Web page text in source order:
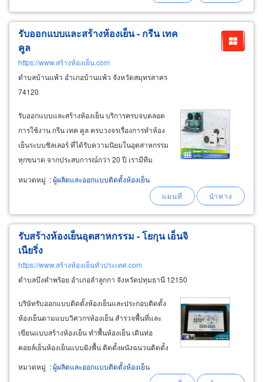
ได้
รับออกแบบและสร้างห้องเย็น - กรีน เทค
คูล
https://www.สร้างห้องเย็น.com
ตำบลบ้านแพ้ว อำเภอบ้านแพ้ว จังหวัดสมุทรสาคร
74120
รับออกแบบและสร้างห้องเย็น บริการครบจบตลอด
การใช้งาน กรีน เทค คูล ครบวงจรเรื่องการทำห้อง
เย็นระบบชิลเลอร์ ที่ได้รับความนิยมในอุตสาหกรรม
ทุกขนาด จากประสบการณ์กว่า 20 ปี เรามีทีม
วิศวกรและทีมงานมืออาชีพพร้อมให้บริการสร้าง
ห้องเย็นอย่างครบวงจร ตอบโจทย์เมื่อค้นหาบริษัทที่
มีบริการรับออกแบบห้องเย็น รับสร้างและติดตั้งห้อง
เย็นราคาถูกและราคาตามงบประมาณที่ต้องการ
หมวดหมู่ :ผู้ผลิตและออกแบบติดตั้งห้องเย็น
รับสร้างห้องเย็นอุตสาหกรรม - โยกุน เอ็นจิ
เนียริ่ง
https://www.สร้างห้องเย็นทั่วประเทศ.com
ตำบลบึงคำพร้อย อำเภอลำลูกกา จังหวัดปทุมธานี 12150
บริษัทรับออกแบบติดตั้งห้องเย็นและประกอบติดตั้ง
ห้องเย็นตามแบบวิศวกรห้องเย็น สำรวจพื้นที่และ
เขียนแบบสร้างห้องเย็น ทำพื้นห้องเย็น เดินท่อ
คอยล์เย็นห้องเย็นแบบฝังพื้น ติดตั้งผนังฉนวนติดตั้ง
เพดานฉนวนและติดตั้งประตูห้องเย็น ติดตั้งโคมไฟ
แสงสว่างภายในห้องเย็น ติดตั้งคอยล์เย็นห้องเย็น
หมวดหมู่ :ผู้ผลิตและออกแบบติดตั้งห้องเย็น